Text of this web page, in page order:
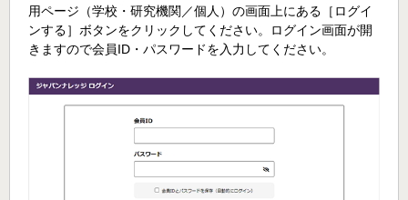
用ページ（学校・研究機関／個人）の画面上にある［ログイ
ンする］ボタンをクリックしてください。ログイン画面が開
きますので会員ID・パスワードを入力してください。